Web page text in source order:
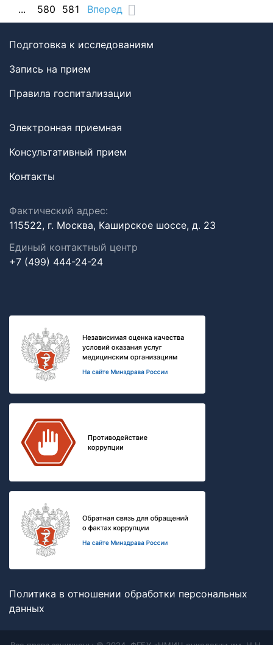
...
580 581 Вперед
Подготовка к исследованиям
Запись на прием
Правила госпитализации
Электронная приемная
Консультативный прием
Контакты
Фактический адрес:
115522, г. Москва, Каширское шоссе, д. 23
Единый контактный центр
+7 (499) 444-24-24
Политика в отношении обработки персональных
данных